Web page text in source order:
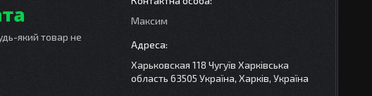
який товар не
Максим
Харьковская 118 Чугуїв Харківська
область 63505 Україна, Харків, Україна